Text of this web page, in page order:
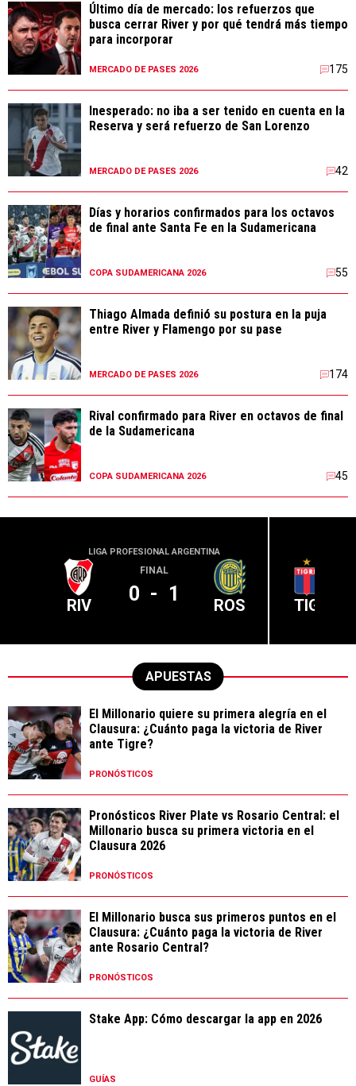
Último día de mercado: los refuerzos que
busca cerrar River y por qué tendrá más tiempo
para incorporar
MERCADO DE PASES 2026 175
Inesperado: no iba a ser tenido en cuenta en la
Reserva y será refuerzo de San Lorenzo
MERCADO DE PASES 2026 42
Días y horarios confirmados para los octavos
de final ante Santa Fe en la Sudamericana
COPA SUDAMERICANA 2026 55
Thiago Almada definió su postura en la puja
entre River y Flamengo por su pase
MERCADO DE PASES 2026 174
Rival confirmado para River en octavos de final
de la Sudamericana
COPA SUDAMERICANA 2026 45
LIGA PROFESIONAL ARGENTINA
RIV
FINAL
0 - 1 ROS TIG
APUESTAS
El Millonario quiere su primera alegría en el
Clausura: ¿Cuánto paga la victoria de River
ante Tigre?
PRONÓSTICOS
Pronósticos River Plate vs Rosario Central: el
Millonario busca su primera victoria en el
Clausura 2026
PRONÓSTICOS
El Millonario busca sus primeros puntos en el
Clausura: ¿Cuánto paga la victoria de River
ante Rosario Central?
PRONÓSTICOS
Stake App: Cómo descargar la app en 2026
GUÍAS